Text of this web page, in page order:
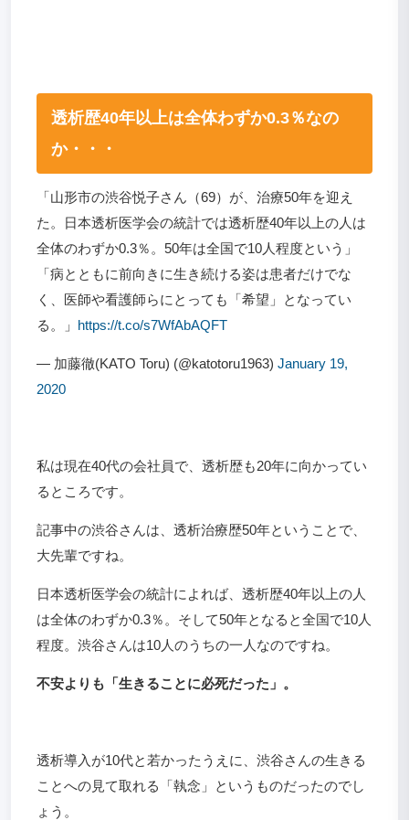
透析歴40年以上は全体わずか0.3％なの
か・・・
「山形市の渋谷悦子さん（69）が、治療50年を迎え
た。日本透析医学会の統計では透析歴40年以上の人は
全体のわずか0.3％。50年は全国で10人程度という」
「病とともに前向きに生き続ける姿は患者だけでな
く、医師や看護師らにとっても「希望」となってい
る。」 https://t.co/s7WfAbAQFT
— 加藤徹(KATO Toru) (@katotoru1963) January 19,
2020
私は現在40代の会社員で、透析歴も20年に向かってい
るところです。
記事中の渋谷さんは、透析治療歴50年ということで、
大先輩ですね。
日本透析医学会の統計によれば、透析歴40年以上の人
は全体のわずか0.3％。そして50年となると全国で10人
程度。渋谷さんは10人のうちの一人なのですね。
不安よりも「生きることに必死だった」。
透析導入が10代と若かったうえに、渋谷さんの生きる
ことへの見て取れる「執念」というものだったのでし
ょう。